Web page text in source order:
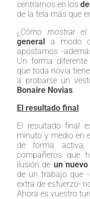
centrarnos en los
de la tela más que
¿Cómo mostrar el
general a modo
apostamos -
Un forma
que toda novia
a probarse un
Bonaire Novias.
El resultado final
El resultado final
minuto y medio en
de forma
compañeros que
ilusión de un
de un trabajo que
extra de esfuerzo-
Ahora es vuestro